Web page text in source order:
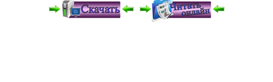
Научно-популярное